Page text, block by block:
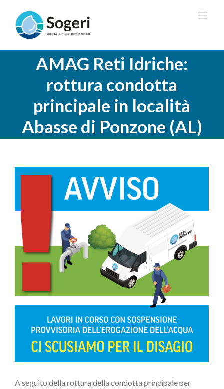
contenuto
AMAG Reti Idriche:
rottura condotta
principale in località
Abasse di Ponzone (AL)
A seguito della rottura della condotta principale per